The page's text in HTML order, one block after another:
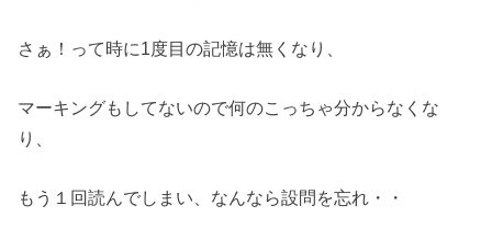
さぁ！って時に1度目の記憶は無くなり、
マーキングもしてないので何のこっちゃ分からなくな
り、
もう１回読んでしまい、なんなら設問を忘れ・・